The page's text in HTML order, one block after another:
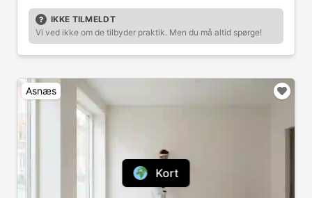
Kort
IKKE TILMELDT
Vi ved ikke om de tilbyder praktik. Men du må altid spørge!
Asnæs